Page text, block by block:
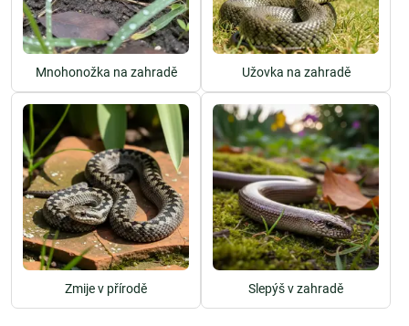
Mnohonožka na zahradě Užovka na zahradě
Zmije v přírodě Slepýš v zahradě